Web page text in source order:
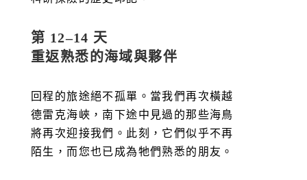
第 12–14 天
重返熟悉的海域與夥伴
回程的旅途絕不孤單。當我們再次橫越
德雷克海峽，南下途中見過的那些海鳥
將再次迎接我們。此刻，它們似乎不再
陌生，而您也已成為牠們熟悉的朋友。